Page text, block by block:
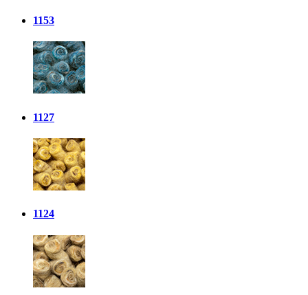
1153
1127
1124